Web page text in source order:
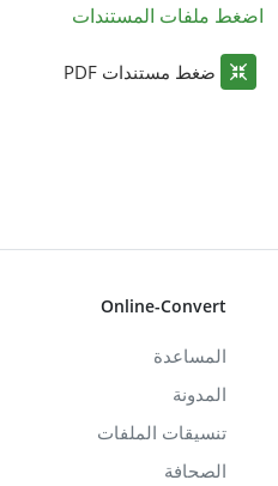
اضغط ملفات المستندات
ضغط مستندات PDF
Online-Convert
المساعدة
المدونة
تنسيقات الملفات
الصحافة